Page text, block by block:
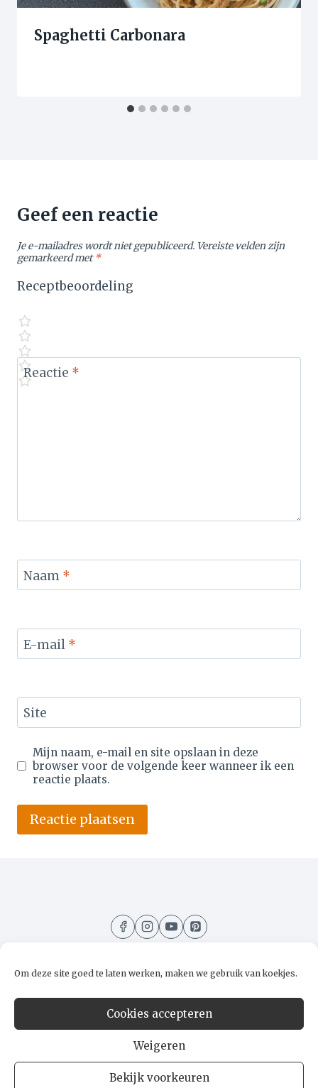
Om deze site goed te laten werken, maken we gebruik van koekjes.
Cookies accepteren
Weigeren
Bekijk voorkeuren
Spaghetti Carbonara
Geef een reactie
Je e-mailadres wordt niet gepubliceerd. Vereiste velden zijn
gemarkeerd met*
Receptbeoordeling
Reactie *
Naam *
E-mail *
Site
Mijn naam, e-mail en site opslaan in deze
browser voor de volgende keer wanneer ik een
reactie plaats.
Recepten Kooktips
Contact